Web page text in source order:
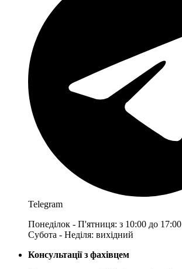
Telegram
Понеділок - П'ятниця: з 10:00 до 17:00
Субота - Неділя: вихідний
Консультації з фахівцем